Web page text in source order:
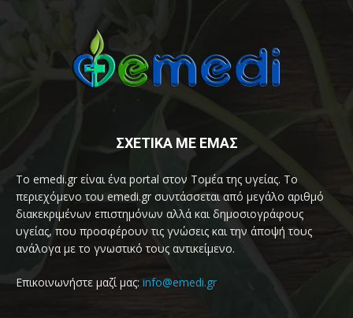
ΣΧΕΤΙΚΑ ΜΕ ΕΜΑΣ
Το emedi.gr είναι ένα portal στον Τομέα της υγείας. Το
περιεχόμενο του emedi.gr συντάσσεται από μεγάλο αριθμό
διακεκριμένων επιστημόνων αλλά και δημοσιογράφους
υγείας, που προσφέρουν τις γνώσεις και την άποψή τους
ανάλογα με το γνωστικό τους αντικείμενο.
Επικοινωνήστε μαζί μας: info@emedi.gr